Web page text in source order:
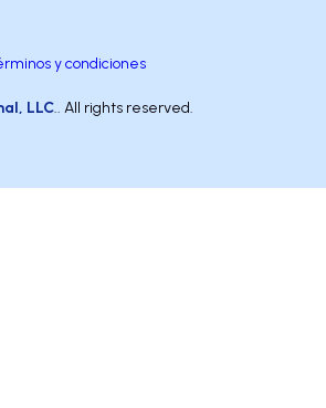
LLC.. All rights reserved.
y condiciones